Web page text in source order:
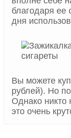
благодаря ее
дня
Вы можете
рублей). Но
Однако никто
это очень